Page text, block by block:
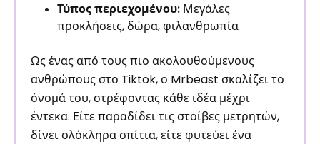
Τύπος περιεχομένου: Μεγάλες
προκλήσεις, δώρα, φιλανθρωπία
Ως ένας από τους πιο ακολουθούμενους
ανθρώπους στο Tiktok, ο Mrbeast σκαλίζει το
όνομά του, στρέφοντας κάθε ιδέα μέχρι
έντεκα. Είτε παραδίδει τις στοίβες μετρητών,
δίνει ολόκληρα σπίτια, είτε φυτεύει ένα